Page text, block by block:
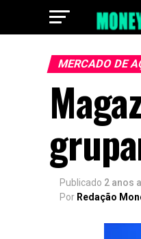
MERCADO DE
Publicado 2 anos
Por Redação